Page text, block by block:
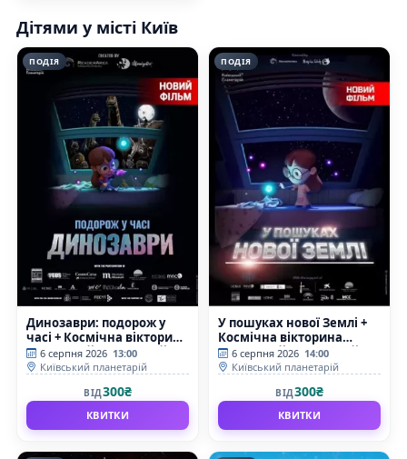
Дітями у місті Київ
ПОДІЯ
Динозаври: подорож у
часі + Космічна вікторина
(Київський планетарій)
6 серпня 2026 13:00
Київський планетарій
ВІД300₴
КВИТКИ
ПОДІЯ
У пошуках нової Землі +
Космічна вікторина
(Київський планетарій)
6 серпня 2026 14:00
Київський планетарій
ВІД300₴
КВИТКИ